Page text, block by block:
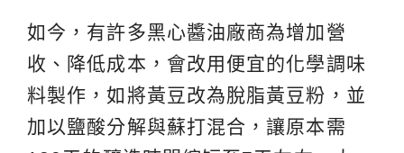
如今，有許多黑心醬油廠商為增加營
收、降低成本，會改用便宜的化學調味
料製作，如將黃豆改為脫脂黃豆粉，並
加以鹽酸分解與蘇打混合，讓原本需